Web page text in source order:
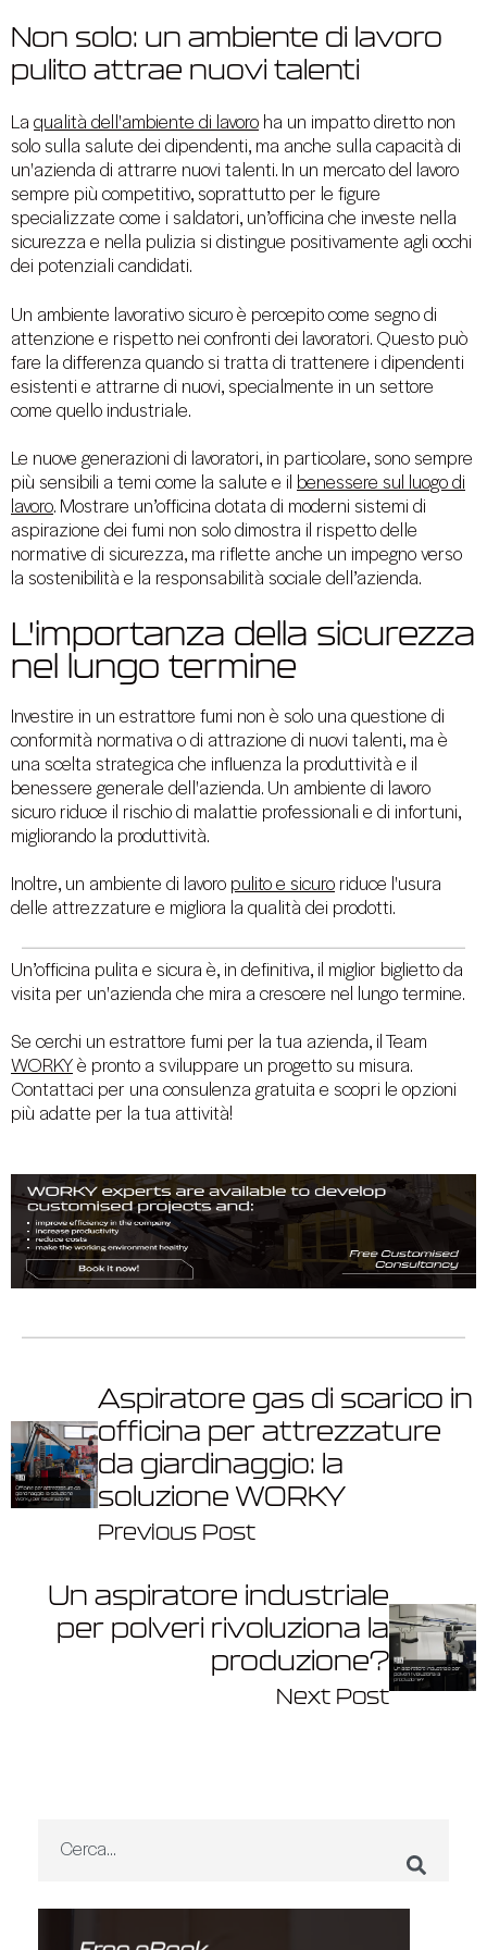
Non solo: un ambiente di lavoro
pulito attrae nuovi talenti
La qualità dell'ambiente di lavoro ha un impatto diretto non
solo sulla salute dei dipendenti, ma anche sulla capacità di
un'azienda di attrarre nuovi talenti. In un mercato del lavoro
sempre più competitivo, soprattutto per le figure
specializzate come i saldatori, un’officina che investe nella
sicurezza e nella pulizia si distingue positivamente agli occhi
dei potenziali candidati.
Un ambiente lavorativo sicuro è percepito come segno di
attenzione e rispetto nei confronti dei lavoratori. Questo può
fare la differenza quando si tratta di trattenere i dipendenti
esistenti e attrarne di nuovi, specialmente in un settore
come quello industriale.
Le nuove generazioni di lavoratori, in particolare, sono sempre
più sensibili a temi come la salute e il benessere sul luogo di
lavoro. Mostrare un’officina dotata di moderni sistemi di
aspirazione dei fumi non solo dimostra il rispetto delle
normative di sicurezza, ma riflette anche un impegno verso
la sostenibilità e la responsabilità sociale dell’azienda.
L'importanza della sicurezza
nel lungo termine
Investire in un estrattore fumi non è solo una questione di
conformità normativa o di attrazione di nuovi talenti, ma è
una scelta strategica che influenza la produttività e il
benessere generale dell'azienda. Un ambiente di lavoro
sicuro riduce il rischio di malattie professionali e di infortuni,
migliorando la produttività.
Inoltre, un ambiente di lavoro pulito e sicuro riduce l'usura
delle attrezzature e migliora la qualità dei prodotti.
Un’officina pulita e sicura è, in definitiva, il miglior biglietto da
visita per un'azienda che mira a crescere nel lungo termine.
Se cerchi un estrattore fumi per la tua azienda, il Team
WORKY è pronto a sviluppare un progetto su misura.
Contattaci per una consulenza gratuita e scopri le opzioni
più adatte per la tua attività!
Aspiratore gas di scarico in
officina per attrezzature
da giardinaggio: la
soluzione WORKY
Previous Post
Un aspiratore industriale
per polveri rivoluziona la
produzione?
Next Post